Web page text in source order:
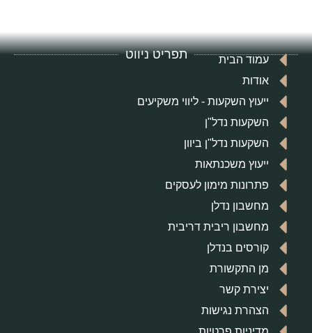
תפריט ניווט
עמוד הבית
אודות
ייעוץ השקעות - ליווי משקיעים
השקעות נדל"ן
השקעות נדל"ן ביוון
ייעוץ משכנתאות
פתרונות מימון לעסקים
מחשבון נדלן
מחשבון ריבית דריבית
קורסים בנדלן
מן התקשורת
יצירת קשר
הצהרת נגישות